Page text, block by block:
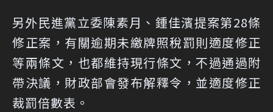
另外民進黨立委陳素月、鍾佳濱提案第28條
修正案，有關逾期未繳牌照稅罰則適度修正
等兩條文，也都維持現行條文，不過通過附
帶決議，財政部會發布解釋令，並適度修正
裁罰倍數表。